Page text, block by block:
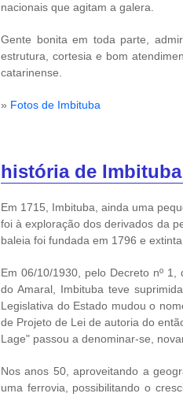
nacionais que agitam a galera.
Gente bonita em toda parte,
estrutura, cortesia e bom
catarinense.
» Fotos de Imbituba
história de Imbituba
Em 1715, Imbituba, ainda uma
foi à exploração dos derivados da
baleia foi fundada em 1796 e
Em 06/10/1930, pelo Decreto nº
do Amaral, Imbituba teve
Legislativa do Estado mudou o
de Projeto de Lei de autoria do
Lage" passou a denominar-se,
Nos anos 50, aproveitando a
uma ferrovia, possibilitando o